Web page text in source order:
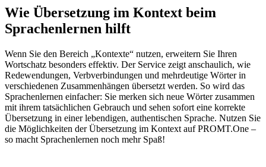
Wie Übersetzung im Kontext beim
Sprachenlernen hilft
Wenn Sie den Bereich „Kontexte“ nutzen, erweitern Sie Ihren
Wortschatz besonders effektiv. Der Service zeigt anschaulich, wie
Redewendungen, Verbverbindungen und mehrdeutige Wörter in
verschiedenen Zusammenhängen übersetzt werden. So wird das
Sprachenlernen einfacher: Sie merken sich neue Wörter zusammen
mit ihrem tatsächlichen Gebrauch und sehen sofort eine korrekte
Übersetzung in einer lebendigen, authentischen Sprache. Nutzen Sie
die Möglichkeiten der Übersetzung im Kontext auf PROMT.One –
so macht Sprachenlernen noch mehr Spaß!